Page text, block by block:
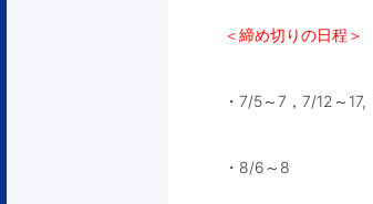
＜締め切りの日程＞
・7/5～7，7/12～
・8/6～8